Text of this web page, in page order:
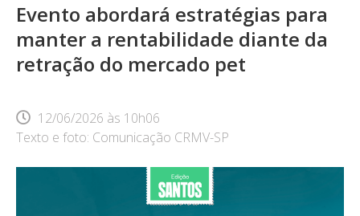
Evento abordará estratégias para
manter a rentabilidade diante da
retração do mercado pet
12/06/2026 às 10h06
Texto e foto: Comunicação CRMV-SP